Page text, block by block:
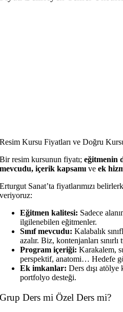
Resim Kursu Fiyatları ve Doğru
Bir resim kursunun fiyatı;eğitmenin
mevcudu, içerik kapsamı veek
Erturgut Sanat’ta fiyatlarımızı
veriyoruz:
Eğitmen kalitesi: Sadece
ilgilenebilen eğitmenler.
Sınıf mevcudu: Kalabalık
azalır. Biz, kontenjanları sınırlı
Program içeriği: Karakalem,
perspektif, anatomi… Hedefe
Ek imkanlar: Ders dışı atölye
portfolyo desteği.
Grup Ders mi Özel Ders mi?